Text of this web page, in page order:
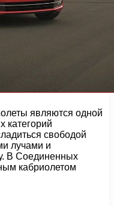
являются одной
категорий
свободой
лучами и
В Соединенных
кабриолетом